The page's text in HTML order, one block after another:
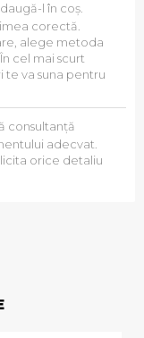
l în coș.
corectă.
alege metoda
cel mai scurt
va suna pentru
consultanță
adecvat.
orice detaliu